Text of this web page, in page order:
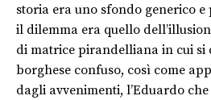
storia era uno sfondo generico
il dilemma era quello
di matrice pirandelliana in cui si
borghese confuso, così come
dagli avvenimenti, l’Eduardo